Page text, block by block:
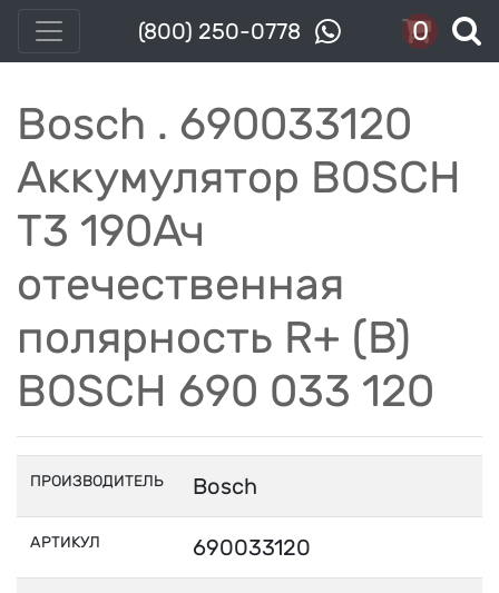
(800) 250-0778 0
Bosch . 690033120
Аккумулятор BOSCH
T3 190Ач
отечественная
полярность R+ (B)
BOSCH 690 033 120
ПРОИЗВОДИТЕЛЬ Bosch
АРТИКУЛ 690033120